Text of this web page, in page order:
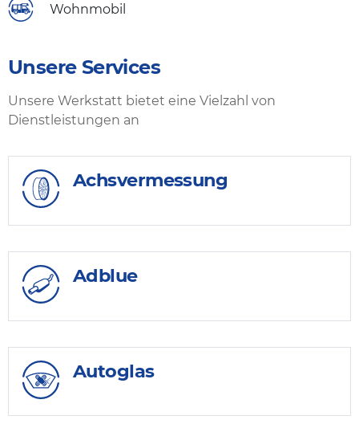
Wohnmobil
Unsere Services
Unsere Werkstatt bietet eine Vielzahl von
Dienstleistungen an
Achsvermessung
Adblue
Autoglas